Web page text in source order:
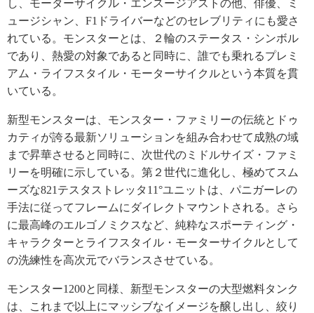
し、モーターサイクル・エンスージアストの他、俳優、ミ
ュージシャン、F1ドライバーなどのセレブリティにも愛さ
れている。モンスターとは、２輪のステータス・シンボル
であり、熱愛の対象であると同時に、誰でも乗れるプレミ
アム・ライフスタイル・モーターサイクルという本質を貫
いている。
新型モンスターは、モンスター・ファミリーの伝統とドゥ
カティが誇る最新ソリューションを組み合わせて成熟の域
まで昇華させると同時に、次世代のミドルサイズ・ファミ
リーを明確に示している。第２世代に進化し、極めてスム
ーズな821テスタストレッタ11°ユニットは、パニガーレの
手法に従ってフレームにダイレクトマウントされる。さら
に最高峰のエルゴノミクスなど、純粋なスポーティング・
キャラクターとライフスタイル・モーターサイクルとして
の洗練性を高次元でバランスさせている。
モンスター1200と同様、新型モンスターの大型燃料タンク
は、これまで以上にマッシブなイメージを醸し出し、絞り